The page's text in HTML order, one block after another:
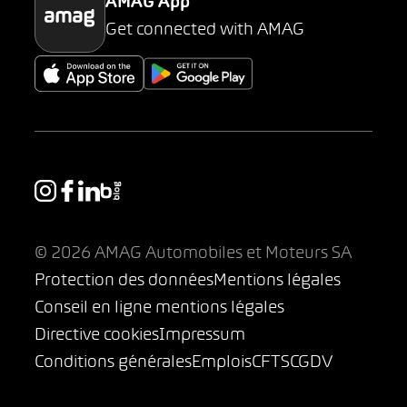
AMAG App
Get connected with AMAG
© 2026 AMAG Automobiles et Moteurs SA
Protection des donnéesMentions légales
Conseil en ligne mentions légales
Directive cookiesImpressum
Conditions généralesEmploisCFTSCGDV